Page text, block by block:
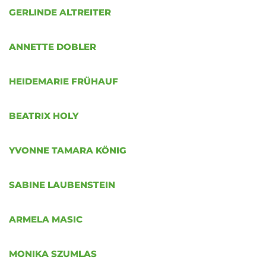
GERLINDE ALTREITER
ANNETTE DOBLER
HEIDEMARIE FRÜHAUF
BEATRIX HOLY
YVONNE TAMARA KÖNIG
SABINE LAUBENSTEIN
ARMELA MASIC
MONIKA SZUMLAS